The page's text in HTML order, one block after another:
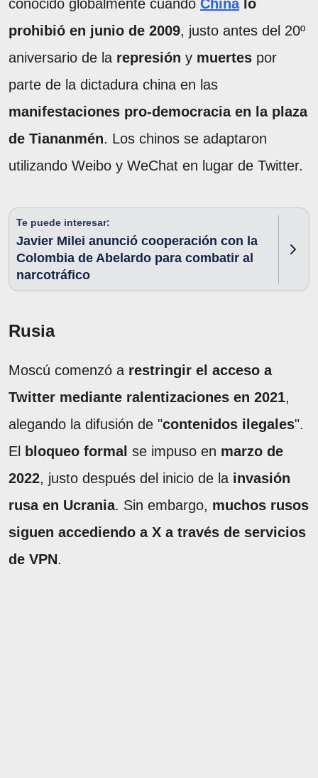
conocido globalmente cuando Chinalo
prohibió en junio de 2009, justo antes del 20º
aniversario de la represión y muertes por
parte de la dictadura china en las
manifestaciones pro-democracia en la plaza
de Tiananmén. Los chinos se adaptaron
utilizando Weibo y WeChat en lugar de Twitter.
Te puede interesar:
Javier Milei anunció cooperación con la
Colombia de Abelardo para combatir al
narcotráfico
Rusia
Moscú comenzó a restringir el acceso a
Twitter mediante ralentizaciones en 2021,
alegando la difusión de "contenidos ilegales".
El
bloqueo formal se impuso en marzo de
2022, justo después del inicio de la invasión
rusa en Ucrania. Sin embargo, muchos rusos
siguen accediendo a X a través de servicios
de VPN.